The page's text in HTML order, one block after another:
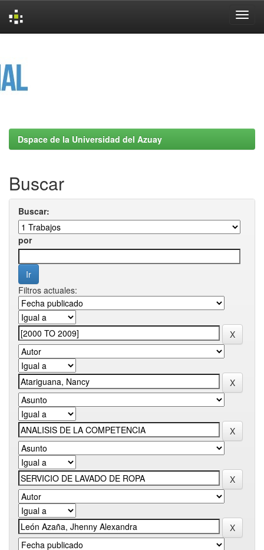
Dspace de la Universidad del Azuay
Buscar
Buscar:
por
Filtros actuales: